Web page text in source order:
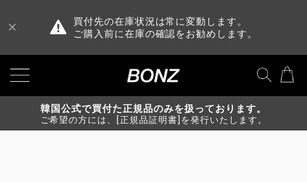
買付先の在庫状況は常に変動します。
ご購入前に在庫の確認をお勧めします。
韓国公式で買付た正規品のみを扱っております。
ご希望の方には、[正規品証明書]を発行いたします。